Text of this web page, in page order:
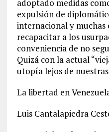
adoptado medidas
expulsión de
internacional y muchas
recapacitar a los
conveniencia de no
Quizá con la actual
utopía lejos de
La libertad en
Luis Cantalapiedra